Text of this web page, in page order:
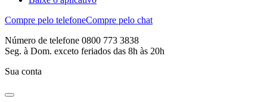
Compre pelo telefoneCompre pelo chat
Número de telefone 0800 773 3838
Seg. à Dom. exceto feriados das 8h às 20h
Sua conta